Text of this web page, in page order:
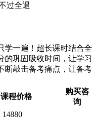
过全退
学一遍！超长课时结合全
的巩固吸收时间，让学习
断敲击备考痛点，让备考
课程价格
购买咨
询